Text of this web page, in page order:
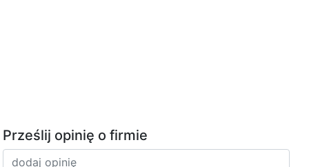
Prześlij opinię o firmie